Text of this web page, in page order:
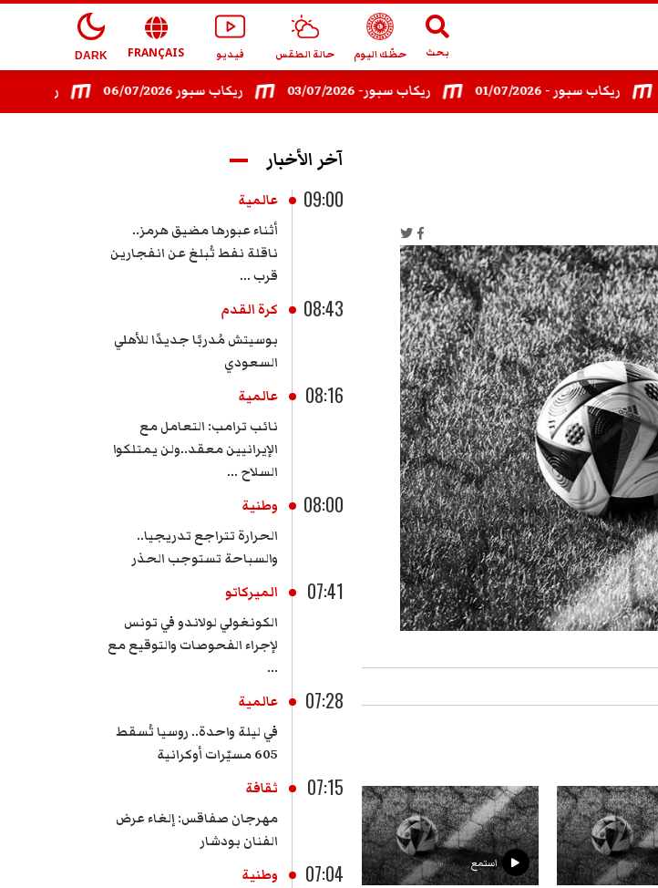
بحث حظّك اليوم حالة الطقس فيديو FRANÇAIS
DARK
ريكاب سبور - 08/07/2026 ريكاب سبور 06/07/2026 ريكاب سبور- 03/07/2026 ريكاب سبور - 01/07/2026
استمع
آخر الأخبار
09:00
عالمية
أثناء عبورها مضيق هرمز..
ناقلة نفط تُبلغ عن انفجارين
قرب ...
08:43
كرة القدم
بوسيتش مُدربًا جديدًا للأهلي
السعودي
08:16
عالمية
نائب ترامب: التعامل مع
الإيرانيين معقد..ولن يمتلكوا
السلاح ...
08:00
وطنية
الحرارة تتراجع تدريجيا..
والسباحة تستوجب الحذر
07:41
الميركاتو
الكونغولي لولاندو في تونس
لإجراء الفحوصات والتوقيع مع
...
07:28
عالمية
في ليلة واحدة.. روسيا تُسقط
605 مسيّرات أوكرانية
07:15
ثقافة
مهرجان صفاقس: إلغاء عرض
الفنان بودشار
07:04
وطنية